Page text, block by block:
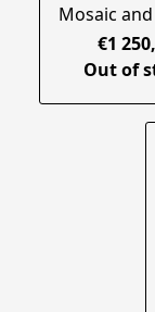
Mosaic
€1
Out of